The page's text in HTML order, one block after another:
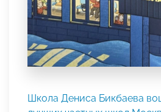
Школа Дениса Бикбаева